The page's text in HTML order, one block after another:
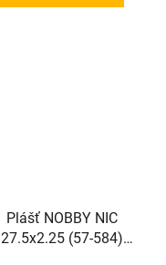
Plášť NOBBY NIC
27.5x2.25 (57-584)